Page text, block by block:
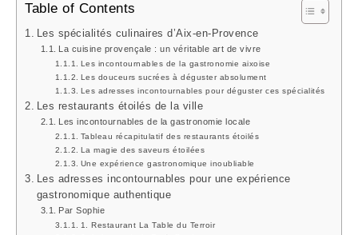
Table of Contents
Les spécialités culinaires d’Aix-en-Provence
La cuisine provençale : un véritable art de vivre
Les incontournables de la gastronomie aixoise
Les douceurs sucrées à déguster absolument
Les adresses incontournables pour déguster ces spécialités
Les restaurants étoilés de la ville
Les incontournables de la gastronomie locale
Tableau récapitulatif des restaurants étoilés
La magie des saveurs étoilées
Une expérience gastronomique inoubliable
Les adresses incontournables pour une expérience
gastronomique authentique
Par Sophie
1. Restaurant La Table du Terroir